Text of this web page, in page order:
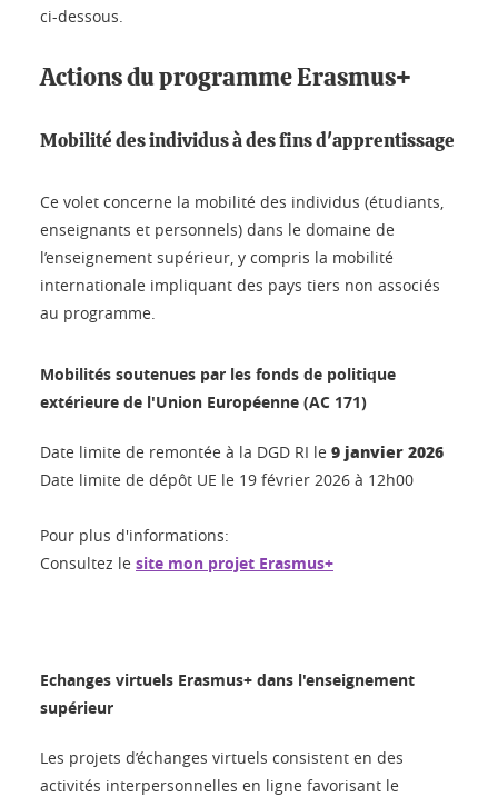
ci-dessous.
Actions du programme Erasmus+
Mobilité des individus à des fins d'apprentissage
Ce volet concerne la mobilité des individus (étudiants,
enseignants et personnels) dans le domaine de
l’enseignement supérieur, y compris la mobilité
internationale impliquant des pays tiers non associés
au programme.
Mobilités soutenues par les fonds de politique
extérieure de l'Union Européenne (AC 171)
Date limite de remontée à la DGD RI le 9 janvier 2026
Date limite de dépôt UE le 19 février 2026 à 12h00
Pour plus d'informations:
Consultez le site mon projet Erasmus+
Echanges virtuels Erasmus+ dans l'enseignement
supérieur
Les projets d’échanges virtuels consistent en des
activités interpersonnelles en ligne favorisant le